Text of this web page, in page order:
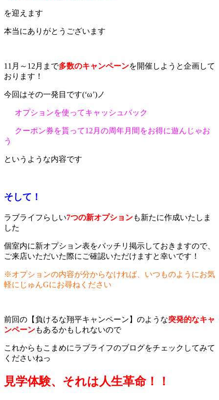
を迎えます
本当にありがとうございます
11月～12月まで多数のキャンペーンを開催しようと企画して
おります！
今回はその一発目です(‘ω’)ノ
オプションを使ってキャッシュバック
クーポン券を貰って12月の周年月間をお得に遊んじゃお
う
というような内容です
そして！
ラブライフらしい7つの新オプションも新たに作成いたしま
した
個室内に新オプション表をバッチリ掲示しておきますので、
ご来店いただいた際にご確認いただけますと幸いです！
※オプションの内容が分からなければ、いつものようにお気
軽にじゅんGにお尋ねください
前回の【負けるな翔平キャンペーン】のような突発的なキャ
ンペーンもあるかもしれないので
これからもこまめにラブライフのブログをチェックしてみて
くださいねっ
見学体験、それは人生革命！！